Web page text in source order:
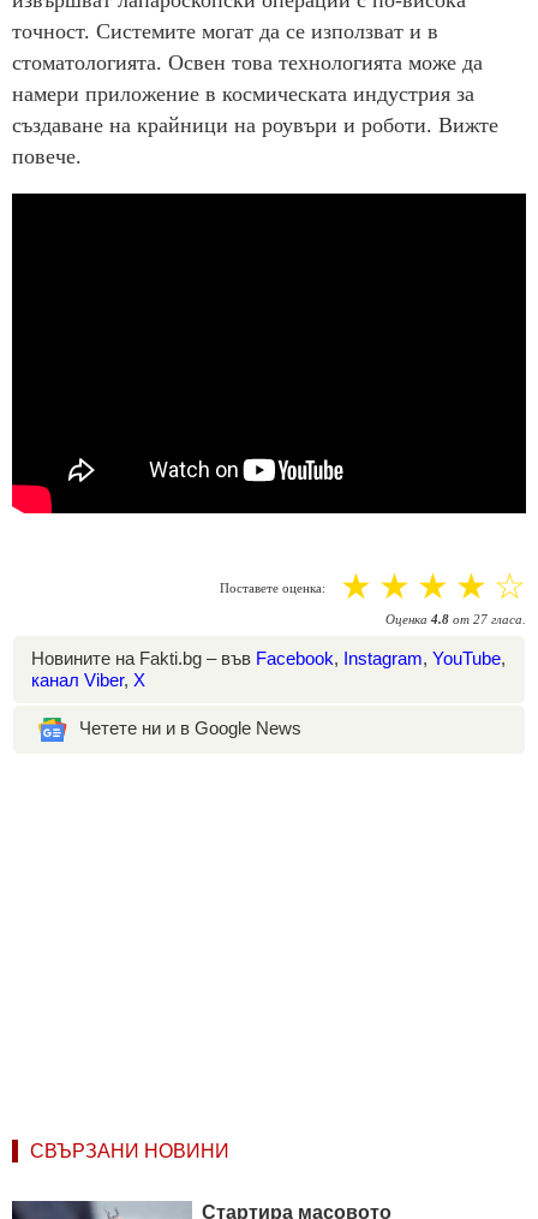
точност. Системите могат да се използват и в
стоматологията. Освен това технологията може да
намери приложение в космическата индустрия за
създаване на крайници на роувъри и роботи. Вижте
повече.
Поставете оценка: ☆
☆
☆
☆
☆
Оценка 4.8 от 27 гласа.
Новините на Fakti.bg – във Facebook, Instagram, YouTube,
канал Viber, X
Четете ни и в Google News
СВЪРЗАНИ НОВИНИ
Стартира масовото